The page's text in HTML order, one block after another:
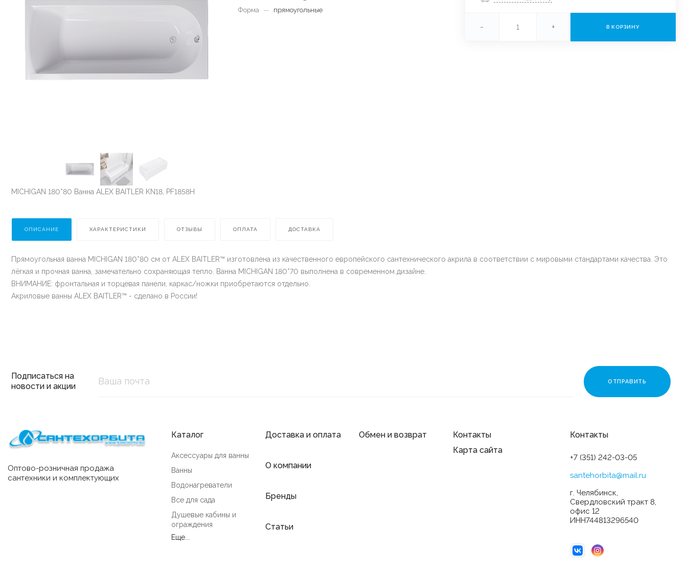
MICHIGAN 180*80 Ванна ALEX BAITLER KN18, PF1858H
Форма
— прямоугольные
- + В КОРЗИНУ
ОПИСАНИЕ ХАРАКТЕРИСТИКИ ОТЗЫВЫ ОПЛАТА ДОСТАВКА
Прямоугольная ванна MICHIGAN 180*80 см от ALEX BAITLER™ изготовлена из качественного европейского сантехнического акрила в соответствии с мировыми стандартами качества. Это
лёгкая и прочная ванна, замечательно сохраняющая тепло. Ванна MICHIGAN 180*70 выполнена в современном дизайне.
ВНИМАНИЕ: фронтальная и торцевая панели, каркас/ножки приобретаются отдельно.
Акриловые ванны ALEX BAITLER™ - сделано в России!
Подписаться на
новости и акции
Оптово-розничная продажа
сантехники и комплектующих
Каталог
Аксессуары для ванны
Ванны
Водонагреватели
Все для сада
Душевые кабины и
ограждения
Еще...
Доставка и оплата
О компании
Бренды
Статьи
Обмен и возврат
Контакты
Карта сайта
Контакты
+7 (351) 242-03-05
santehorbita@mail.ru
г. Челябинск,
Свердловский тракт 8,
офис 12
ИНН744813296540